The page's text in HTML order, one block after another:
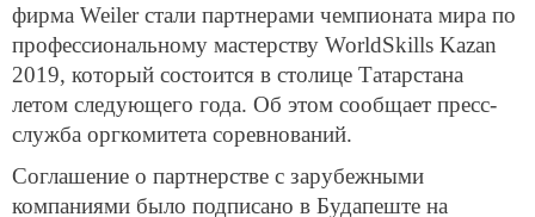
фирма Weiler стали партнерами чемпионата мира по
профессиональному мастерству WorldSkills Kazan
2019, который состоится в столице Татарстана
летом следующего года. Об этом сообщает пресс-
служба оргкомитета соревнований.
Соглашение о партнерстве с зарубежными
компаниями было подписано в Будапеште на